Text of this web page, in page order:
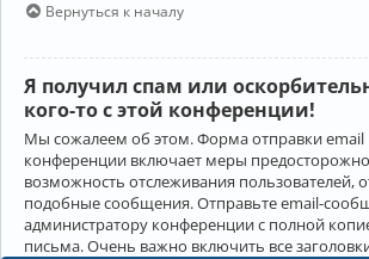
Вернуться к началу
Я получил спам или
кого-то с этой конференции!
Мы сожалеем об этом. Форма отправки email
конференции включает меры
возможность отслеживания пользователей,
подобные сообщения. Отправьте email-
администратору конференции с полной
письма. Очень важно включить все